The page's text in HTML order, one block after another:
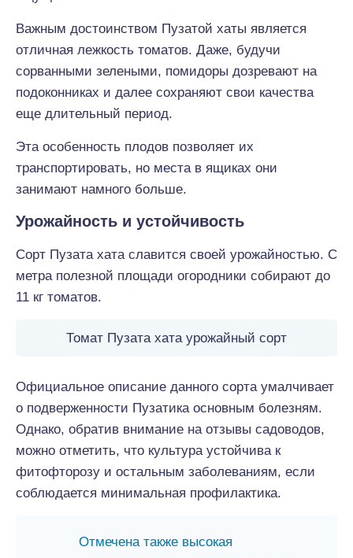
Важным достоинством Пузатой хаты является
отличная лежкость томатов. Даже, будучи
сорванными зелеными, помидоры дозревают на
подоконниках и далее сохраняют свои качества
еще длительный период.
Эта особенность плодов позволяет их
транспортировать, но места в ящиках они
занимают намного больше.
Урожайность и устойчивость
Сорт Пузата хата славится своей урожайностью. С
метра полезной площади огородники собирают до
11 кг томатов.
Томат Пузата хата урожайный сорт
Официальное описание данного сорта умалчивает
о подверженности Пузатика основным болезням.
Однако, обратив внимание на отзывы садоводов,
можно отметить, что культура устойчива к
фитофторозу и остальным заболеваниям, если
соблюдается минимальная профилактика.
Отмечена также высокая